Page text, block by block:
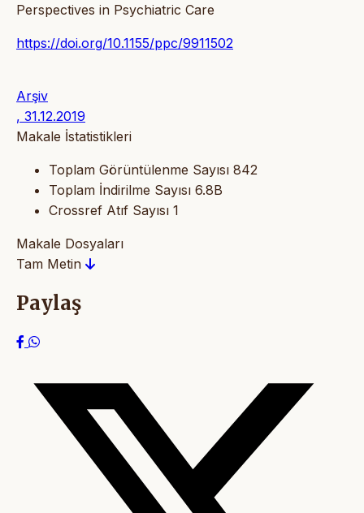
Perspectives in Psychiatric Care
https://doi.org/10.1155/ppc/9911502
Arşiv
, 31.12.2019
Makale İstatistikleri
Toplam Görüntülenme Sayısı 842
Toplam İndirilme Sayısı 6.8B
Crossref Atıf Sayısı 1
Makale Dosyaları
Tam Metin
Paylaş